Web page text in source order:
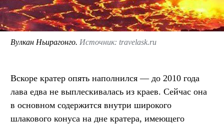
Вулкан Ньирагонго. Источник: travelask.ru
Вскоре кратер опять наполнился — до 2010 года
лава едва не выплескивалась из краев. Сейчас она
в основном содержится внутри широкого
шлакового конуса на дне кратера, имеющего